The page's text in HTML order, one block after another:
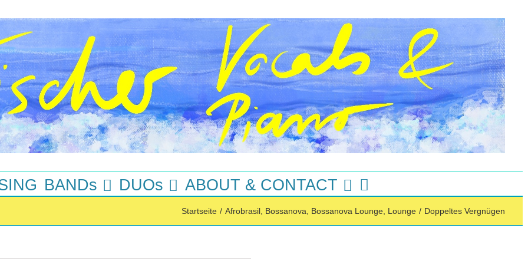
BANDs DUOs ABOUT & CONTACT
Startseite / Afrobrasil, Bossanova, Bossanova Lounge, Lounge / Doppeltes Vergnügen